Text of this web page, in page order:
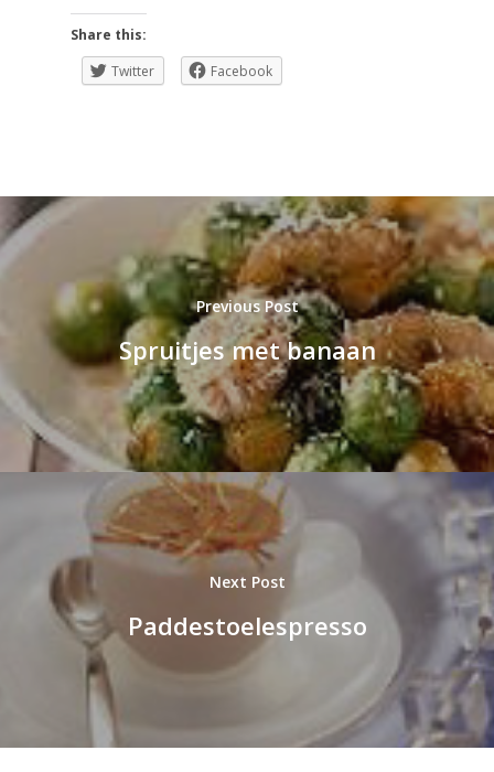
Share this:
Twitter
Facebook
Previous Post
Spruitjes met banaan
Next Post
Paddestoelespresso